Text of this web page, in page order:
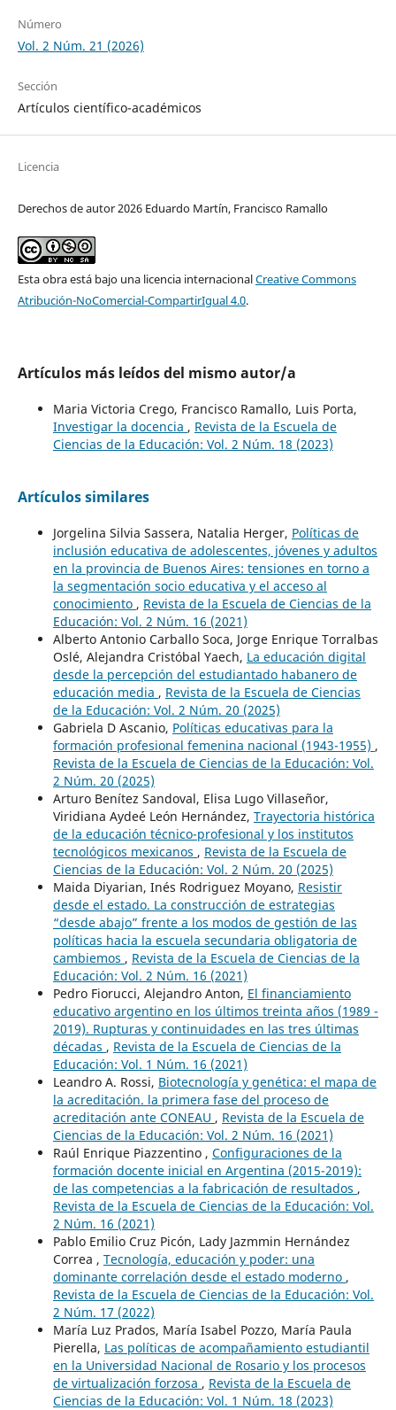
Número
Vol. 2 Núm. 21 (2026)
Sección
Artículos científico-académicos
Licencia
Derechos de autor 2026 Eduardo Martín, Francisco Ramallo
Esta obra está bajo una licencia internacionalCreative Commons
Atribución-NoComercial-CompartirIgual 4.0.
Artículos más leídos del mismo autor/a
Maria Victoria Crego, Francisco Ramallo, Luis Porta,
Investigar la docencia , Revista de la Escuela de
Ciencias de la Educación: Vol. 2 Núm. 18 (2023)
Artículos similares
Jorgelina Silvia Sassera, Natalia Herger, Políticas de
inclusión educativa de adolescentes, jóvenes y adultos
en la provincia de Buenos Aires: tensiones en torno a
la segmentación socio educativa y el acceso al
conocimiento , Revista de la Escuela de Ciencias de la
Educación: Vol. 2 Núm. 16 (2021)
Alberto Antonio Carballo Soca, Jorge Enrique Torralbas
Oslé, Alejandra Cristóbal Yaech, La educación digital
desde la percepción del estudiantado habanero de
educación media , Revista de la Escuela de Ciencias
de la Educación: Vol. 2 Núm. 20 (2025)
Gabriela D Ascanio, Políticas educativas para la
formación profesional femenina nacional (1943-1955) ,
Revista de la Escuela de Ciencias de la Educación: Vol.
2 Núm. 20 (2025)
Arturo Benítez Sandoval, Elisa Lugo Villaseñor,
Viridiana Aydeé León Hernández, Trayectoria histórica
de la educación técnico-profesional y los institutos
tecnológicos mexicanos , Revista de la Escuela de
Ciencias de la Educación: Vol. 2 Núm. 20 (2025)
Maida Diyarian, Inés Rodriguez Moyano, Resistir
desde el estado. La construcción de estrategias
“desde abajo” frente a los modos de gestión de las
políticas hacia la escuela secundaria obligatoria de
cambiemos , Revista de la Escuela de Ciencias de la
Educación: Vol. 2 Núm. 16 (2021)
Pedro Fiorucci, Alejandro Anton, El financiamiento
educativo argentino en los últimos treinta años (1989 -
2019). Rupturas y continuidades en las tres últimas
décadas , Revista de la Escuela de Ciencias de la
Educación: Vol. 1 Núm. 16 (2021)
Leandro A. Rossi, Biotecnología y genética: el mapa de
la acreditación. la primera fase del proceso de
acreditación ante CONEAU , Revista de la Escuela de
Ciencias de la Educación: Vol. 2 Núm. 16 (2021)
Raúl Enrique Piazzentino , Configuraciones de la
formación docente inicial en Argentina (2015-2019):
de las competencias a la fabricación de resultados ,
Revista de la Escuela de Ciencias de la Educación: Vol.
2 Núm. 16 (2021)
Pablo Emilio Cruz Picón, Lady Jazmmin Hernández
Correa , Tecnología, educación y poder: una
dominante correlación desde el estado moderno ,
Revista de la Escuela de Ciencias de la Educación: Vol.
2 Núm. 17 (2022)
María Luz Prados, María Isabel Pozzo, María Paula
Pierella, Las políticas de acompañamiento estudiantil
en la Universidad Nacional de Rosario y los procesos
de virtualización forzosa , Revista de la Escuela de
Ciencias de la Educación: Vol. 1 Núm. 18 (2023)